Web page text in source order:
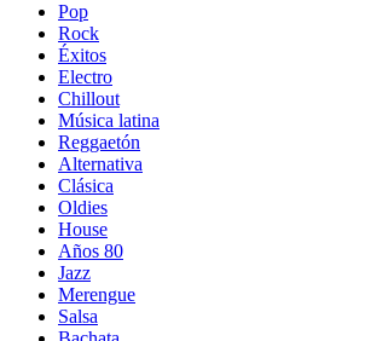
Pop
Rock
Éxitos
Electro
Chillout
Música latina
Reggaetón
Alternativa
Clásica
Oldies
House
Años 80
Jazz
Merengue
Salsa